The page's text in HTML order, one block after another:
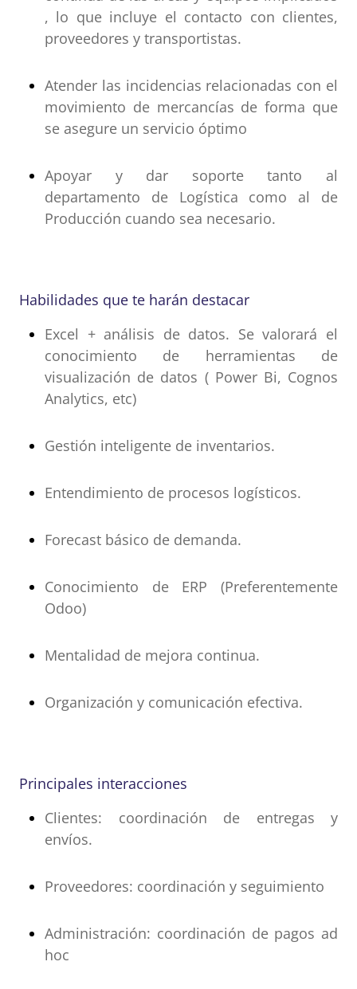
, lo que incluye el contacto con clientes,
proveedores y transportistas.
Atender las incidencias relacionadas con el
movimiento de mercancías de forma que
se asegure un servicio óptimo
Apoyar y dar soporte tanto al
departamento de Logística como al de
Producción cuando sea necesario.
Habilidades que te harán destacar
Excel + análisis de datos. Se valorará el
conocimiento de herramientas de
visualización de datos ( Power Bi, Cognos
Analytics, etc)
Gestión inteligente de inventarios.
Entendimiento de procesos logísticos.
Forecast básico de demanda.
Conocimiento de ERP (Preferentemente
Odoo)
Mentalidad de mejora continua.
Organización y comunicación efectiva.
Principales interacciones
Clientes: coordinación de entregas y
envíos.
Proveedores: coordinación y seguimiento
Administración: coordinación de pagos ad
hoc